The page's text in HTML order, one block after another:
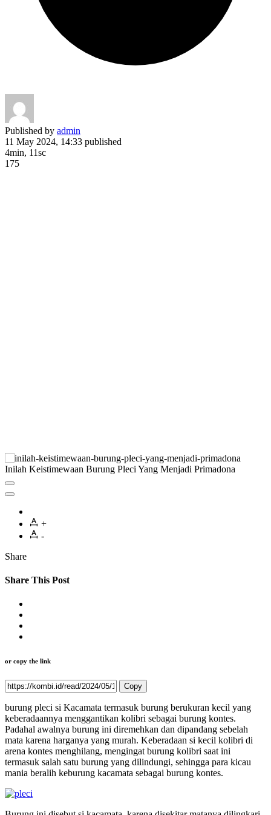
Published by admin
11 May 2024, 14:33 published
4min, 11sc
175
Inilah Keistimewaan Burung Pleci Yang Menjadi Primadona
+
-
Share
Share This Post
or copy the link
Copy
burung pleci si Kacamata termasuk burung berukuran kecil yang
keberadaannya menggantikan kolibri sebagai burung kontes.
Padahal awalnya burung ini diremehkan dan dipandang sebelah
mata karena harganya yang murah. Keberadaan si kecil kolibri di
arena kontes menghilang, mengingat burung kolibri saat ini
termasuk salah satu burung yang dilindungi, sehingga para kicau
mania beralih keburung kacamata sebagai burung kontes.